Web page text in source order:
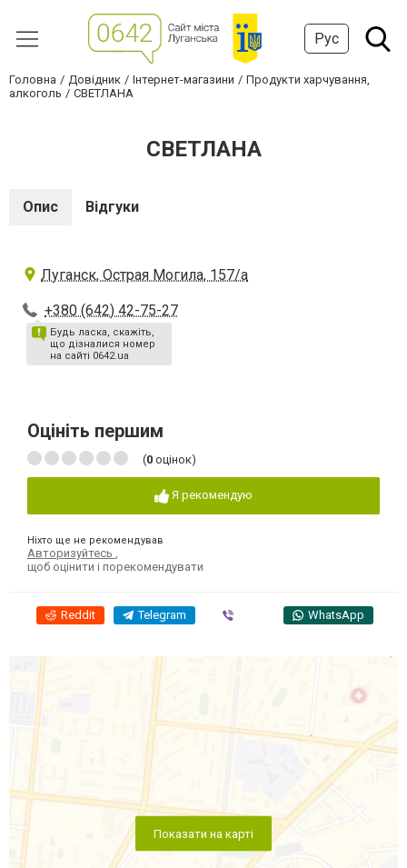
Рус
Головна Довідник Інтернет-магазини
Продукти харчування,
алкоголь
СВЕТЛАНА
СВЕТЛАНА
Опис Відгуки
Луганск, Острая Могила, 157/а
+380 (642) 42-75-27
Будь ласка, скажіть,
що дізналися номер
на сайті 0642.ua
Оцініть першим
(0 оцінок)
Я рекомендую
Ніхто ще не рекомендував
Авторизуйтесь
щоб оцінити і порекомендувати
Reddit Telegram WhatsApp
Показати на карті